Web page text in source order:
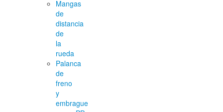
Mangas
de
distancia
de
la
rueda
Palanca
de
freno
y
embrague